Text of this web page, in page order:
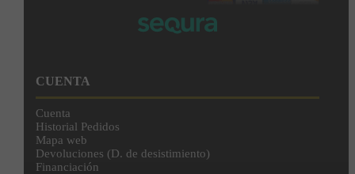
CUENTA
Cuenta
Historial Pedidos
Mapa web
Devoluciones (D. de desistimiento)
Financiación